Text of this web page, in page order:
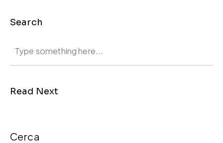
Search
Read Next
Cerca